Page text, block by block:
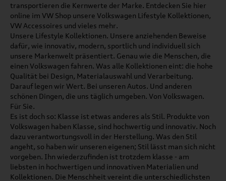
transportieren die Kernwerte der Marke. Entdecken Sie hier
online im VW Shop unsere Volkswagen Lifestyle Kollektionen,
VW Accessoires und vieles mehr.
Unsere Lifestyle Kollektionen. Unsere anziehenden Beweise
dafür, wie innovativ, modern, sportlich und individuell sich
unsere Markenwelt präsentiert. Genau wie die Menschen, die
einen Volkswagen fahren. Was alle Kollektionen eint: die hohe
Qualität bei Design, Materialauswahl und Verarbeitung.
Darauf legen wir Wert. Bei unseren Autos. Und anderen
schönen Dingen, die uns täglich umgeben. Von Volkswagen.
Für Sie.
Es ist doch so: Klasse ist etwas anderes als Stil. Produkte von
Volkswagen haben Klasse, sind hochwertig und innovativ. Noch
dazu verantwortungsvoll in der Herstellung. Was den Stil
angeht, so haben wir unseren eigenen; Stil lässt man sich nicht
vorgeben. Ihn wiederzufinden ist trotzdem klasse - am
liebsten in hochwertigen und innovativen Materialien und
Kollektionen. Die Menschheit vereint die unterschiedlichsten